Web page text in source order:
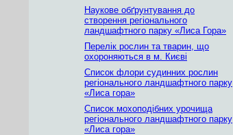
Наукове обґрунтування до
створення регіонального
ландшафтного парку «Лиса Гора»
Перелік рослин та тварин, що
охороняються в м. Києві
Список флори судинних рослин
регіонального ландшафтного парку
«Лиса гора»
Список мохоподібних урочища
регіонального ландшафтного парку
«Лиса гора»